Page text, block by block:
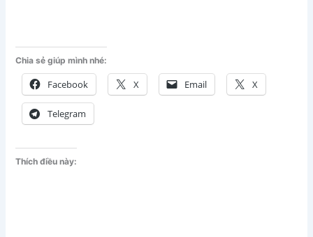
Chia sẻ giúp mình nhé:
Facebook X Email X
Telegram
Thích điều này: